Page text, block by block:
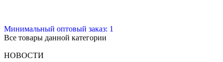
Минимальный оптовый заказ: 1
Все товары данной категории
НОВОСТИ